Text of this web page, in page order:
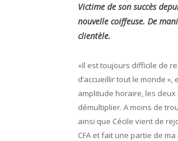
Victime de son succès
nouvelle coiffeuse. De
clientèle.
«Il est toujours difficile de
d’accueillir tout le monde
amplitude horaire, les deux
démultiplier. A moins de
ainsi que Cécile vient de
CFA et fait une partie de